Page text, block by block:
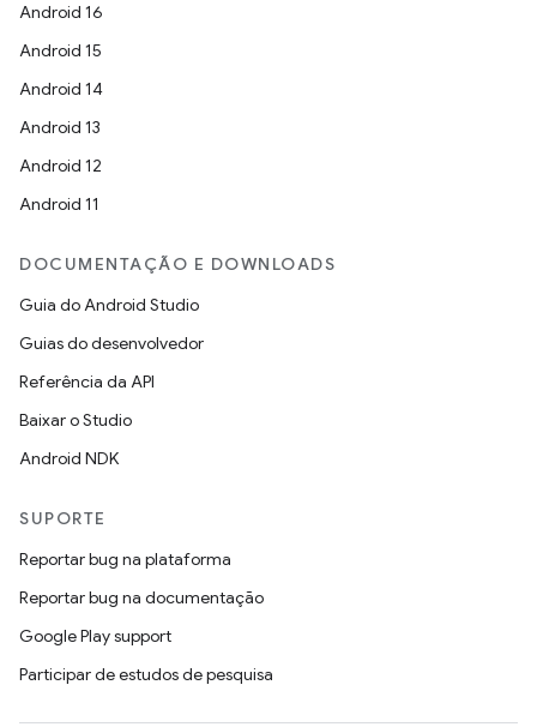
Android 16
Android 15
Android 14
Android 13
Android 12
Android 11
DOCUMENTAÇÃO E DOWNLOADS
Guia do Android Studio
Guias do desenvolvedor
Referência da API
Baixar o Studio
Android NDK
SUPORTE
Reportar bug na plataforma
Reportar bug na documentação
Google Play support
Participar de estudos de pesquisa